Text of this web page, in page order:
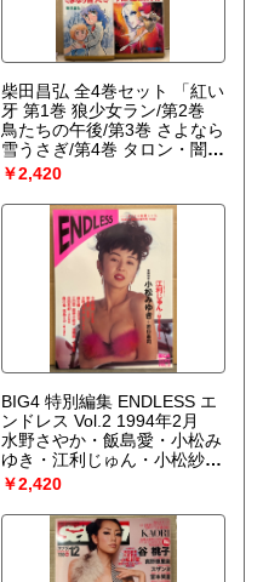
柴田昌弘 全4巻セット 「紅い
牙 第1巻 狼少女ラン/第2巻
鳥たちの午後/第3巻 さよなら
雪うさぎ/第4巻 タロン・闇に
舞うタカ」MARGARET
RAIN-BOW COMICS マーガ
レットレインボーコミックス
￥2,420
BIG4 特別編集 ENDLESS エ
ンドレス Vol.2 1994年2月
水野さやか・飯島愛・小松み
ゆき・江利じゅん・小松紗
綾・麻生優・江口空・田原小
夜子・波野雅・庄田早紀・森
川希・児島ミカ
￥2,420